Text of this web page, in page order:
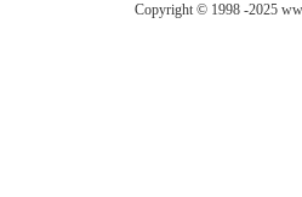
Copyright © 1998 -2025